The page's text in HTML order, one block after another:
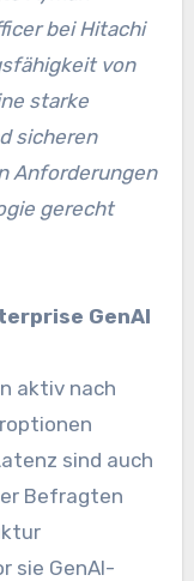
bei Hitachi
von
starke
sicheren
Anforderungen
gerecht
GenAI
aktiv nach
sind auch
Befragten
sie GenAI-